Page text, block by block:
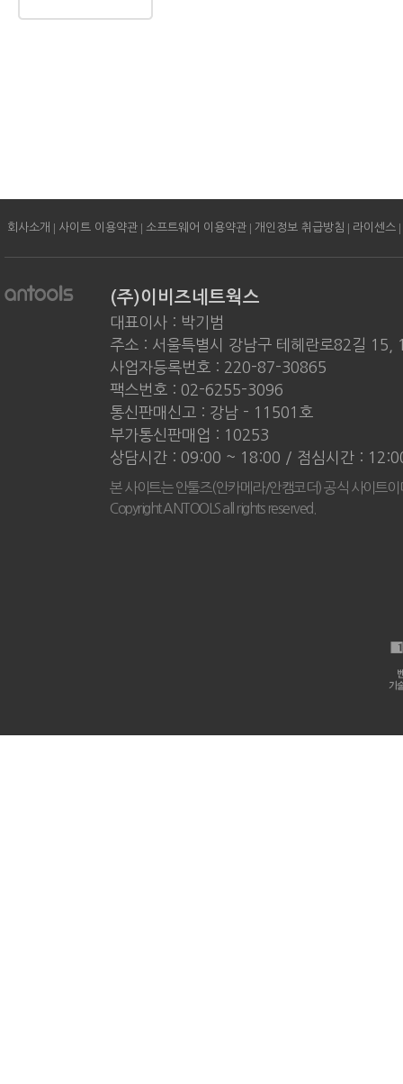
회사소개 | 사이트 이용약관 | 소프트웨어 이용약관 | 개인정보 취급방침 | 라이센스 |
(주)이비즈네트웍스
대표이사 : 박기범
주소 : 서울특별시 강남구 테헤란로82길 15,
사업자등록번호 : 220-87-30865
팩스번호 : 02-6255-3096
통신판매신고 : 강남 - 11501호
부가통신판매업 : 10253
상담시간 : 09:00 ~ 18:00 / 점심시간 :
본 사이트는 안툴즈(안카메라/안캠코더) 공식 사이트
Copyright ANTOOLS all rights reserved.